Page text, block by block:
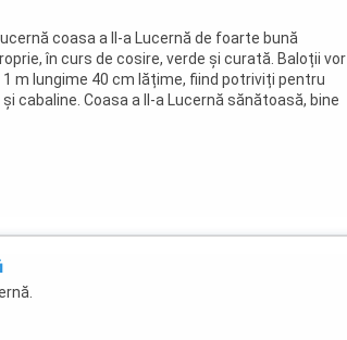
coasa a II-a Lucernă de foarte bună
în curs de cosire, verde și curată. Baloții vor
m lungime 40 cm lățime, fiind potriviți pentru
cabaline. Coasa a II-a Lucernă sănătoasă, bine